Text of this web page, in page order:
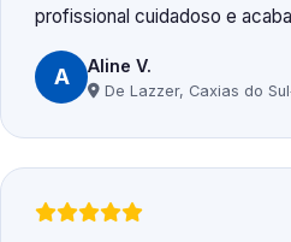
profissional cuidadoso e
A Aline V.
De Lazzer, Caxias do